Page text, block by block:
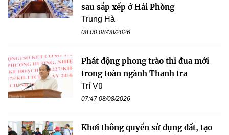
sau sắp xếp ở Hải Phòng
Trung Hà
08:00 08/08/2026
Phát động phong trào thi đua mới
trong toàn ngành Thanh tra
Trí Vũ
07:47 08/08/2026
Khơi thông quyền sử dụng đất, tạo